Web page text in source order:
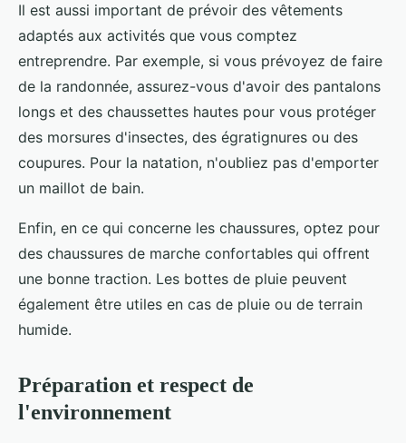
Il est aussi important de prévoir des vêtements
adaptés aux activités que vous comptez
entreprendre. Par exemple, si vous prévoyez de faire
de la randonnée, assurez-vous d'avoir des pantalons
longs et des chaussettes hautes pour vous protéger
des morsures d'insectes, des égratignures ou des
coupures. Pour la natation, n'oubliez pas d'emporter
un maillot de bain.
Enfin, en ce qui concerne les chaussures, optez pour
des chaussures de marche confortables qui offrent
une bonne traction. Les bottes de pluie peuvent
également être utiles en cas de pluie ou de terrain
humide.
Préparation et respect de
l'environnement